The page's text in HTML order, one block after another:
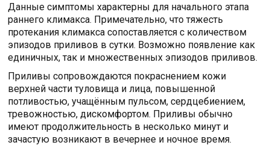
Данные симптомы характерны для начального этапа
раннего климакса. Примечательно, что тяжесть
протекания климакса сопоставляется с количеством
эпизодов приливов в сутки. Возможно появление как
единичных, так и множественных эпизодов приливов.
Приливы сопровождаются покраснением кожи
верхней части туловища и лица, повышенной
потливостью, учащённым пульсом, сердцебиением,
тревожностью, дискомфортом. Приливы обычно
имеют продолжительность в несколько минут и
зачастую возникают в вечернее и ночное время.